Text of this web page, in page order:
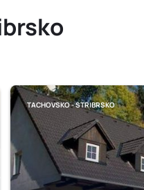
TACHOVSKO - STRIBRSKO